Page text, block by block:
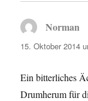
Norman
15. Oktober 2014
Ein bitterliches
Drumherum für